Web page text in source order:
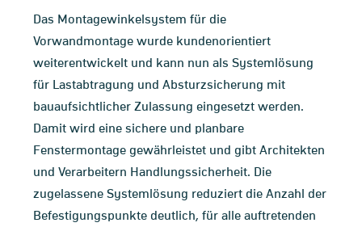
Das Montagewinkelsystem für die
Vorwandmontage wurde kundenorientiert
weiterentwickelt und kann nun als Systemlösung
für Lastabtragung und Absturzsicherung mit
bauaufsichtlicher Zulassung eingesetzt werden.
Damit wird eine sichere und planbare
Fenstermontage gewährleistet und gibt Architekten
und Verarbeitern Handlungssicherheit. Die
zugelassene Systemlösung reduziert die Anzahl der
Befestigungspunkte deutlich, für alle auftretenden